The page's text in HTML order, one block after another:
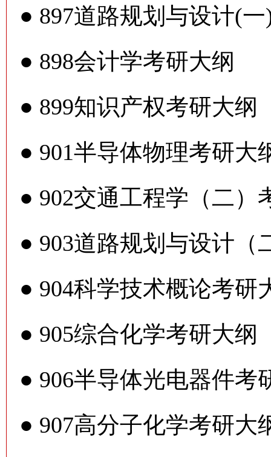
● 897道路规划与设计(
● 898会计学考研大纲
● 899知识产权考研大纲
● 901半导体物理考研大
● 902交通工程学（二）
● 903道路规划与设计（
● 904科学技术概论考研
● 905综合化学考研大纲
● 906半导体光电器件考
● 907高分子化学考研大